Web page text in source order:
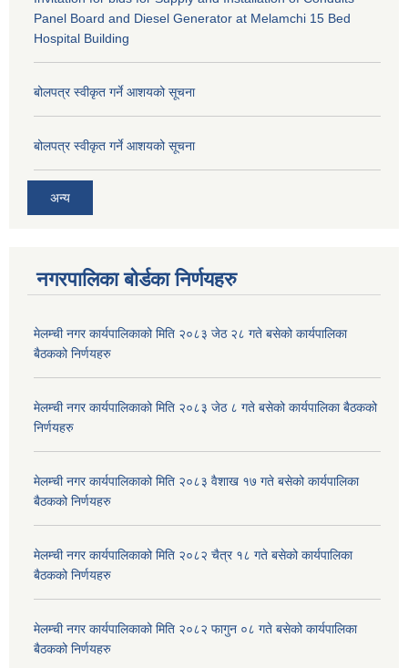
Panel Board and Diesel Generator at Melamchi 15 Bed
Hospital Building
बोलपत्र स्वीकृत गर्ने आशयको सूचना
बोलपत्र स्वीकृत गर्ने आशयको सूचना
अन्य
नगरपालिका बोर्डका निर्णयहरु
मेलम्ची नगर कार्यपालिकाको मिति २०८३ जेठ २८ गते बसेको कार्यपालिका
बैठकको निर्णयहरु
मेलम्ची नगर कार्यपालिकाको मिति २०८३ जेठ ८ गते बसेको कार्यपालिका बैठकको
निर्णयहरु
मेलम्ची नगर कार्यपालिकाको मिति २०८३ वैशाख १७ गते बसेको कार्यपालिका
बैठकको निर्णयहरु
मेलम्ची नगर कार्यपालिकाको मिति २०८२ चैत्र १८ गते बसेको कार्यपालिका
बैठकको निर्णयहरु
मेलम्ची नगर कार्यपालिकाको मिति २०८२ फागुन ०८ गते बसेको कार्यपालिका
बैठकको निर्णयहरु